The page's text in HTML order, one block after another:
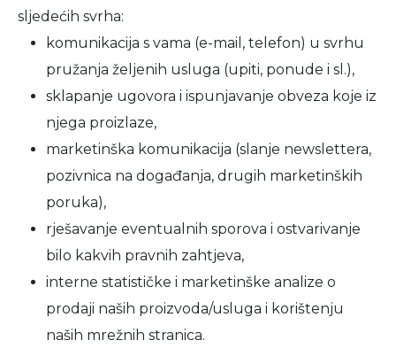
sljedećih svrha:
komunikacija s vama (e-mail, telefon) u svrhu
pružanja željenih usluga (upiti, ponude i sl.),
sklapanje ugovora i ispunjavanje obveza koje iz
njega proizlaze,
marketinška komunikacija (slanje newslettera,
pozivnica na događanja, drugih marketinških
poruka),
rješavanje eventualnih sporova i ostvarivanje
bilo kakvih pravnih zahtjeva,
interne statističke i marketinške analize o
prodaji naših proizvoda/usluga i korištenju
naših mrežnih stranica.